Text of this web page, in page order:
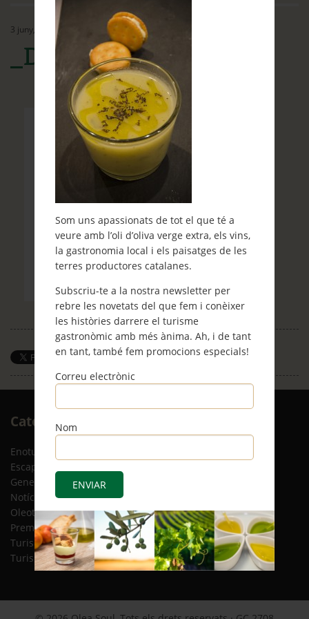
Som uns apassionats de tot el que té a
veure amb l’oli d’oliva verge extra, els vins,
la gastronomia local i els paisatges de les
terres productores catalanes.
Subscriu-te a la nostra newsletter per
rebre les novetats del que fem i conèixer
les històries darrere el turisme
gastronòmic amb més ànima. Ah, i de tant
en tant, també fem promocions especials!
Correu electrònic
Nom
Contacte
Què et ve de gust fer?
3 juny, 2015
_DSC0706
Categories
Enoturisme
Escapades
General
Notícies
(4)
Oleoturisme(13)
Premsa(2)
Turisme gastronòmic(15)
Turisme responsable(2)